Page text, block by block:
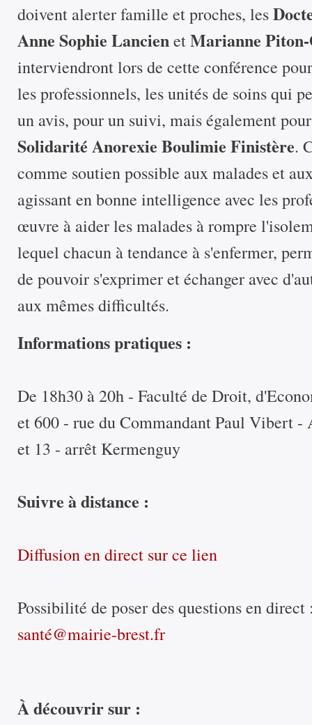
doivent alerter famille et proches, les
Anne Sophie LancienetMarianne
interviendront lors de cette conférence
les professionnels, les unités de soins qui
un avis, pour un suivi, mais également
Solidarité Anorexie Boulimie Finistère.
comme soutien possible aux malades et
agissant en bonne intelligence avec les
œuvre à aider les malades à rompre
lequel chacun à tendance à s'enfermer,
de pouvoir s'exprimer et échanger avec
aux mêmes difficultés.
Informations pratiques :
De 18h30 à 20h - Faculté de Droit,
et 600 - rue du Commandant Paul Vibert -
et 13 - arrêt Kermenguy
Suivre à distance :
Diffusion en direct sur ce lien
Possibilité de poser des questions en
santé@mairie-brest.fr
À découvrir sur :